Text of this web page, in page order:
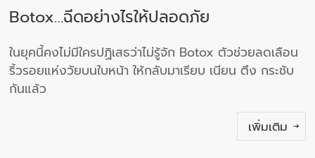
Botox…ฉีดอย่างไรให้ปลอดภัย
ในยุคนี้คงไม่มีใครปฏิเสธว่าไม่รู้จัก Botox ตัวช่วยลดเลือน
ริ้วรอยแห่งวัยบนใบหน้า ให้กลับมาเรียบ เนียน ตึง กระชับ
กันแล้ว
เพิ่มเติม